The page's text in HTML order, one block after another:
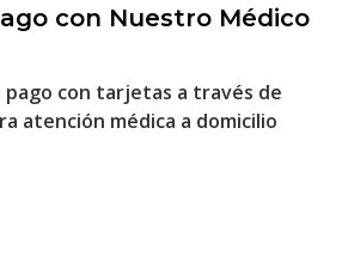
con Nuestro Médico